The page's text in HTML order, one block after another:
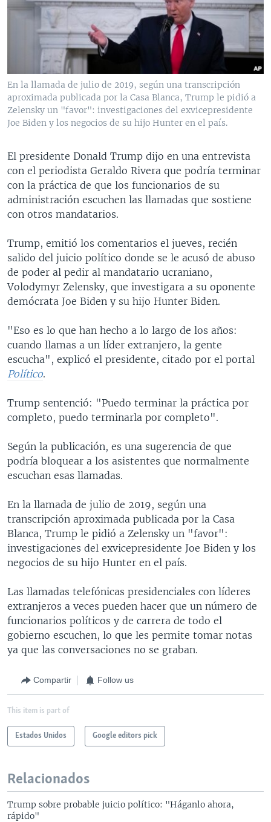
VENEZUELA
BRASIL
NICARAGUA
ECONOMÍA
ENTRETENIMIENTO Y CULTURA
TECNOLOGÍA
DEPORTES
CIENCIA Y SALUD
MULTIMEDIA
VIDEOS
FOTOGRAFÍA
AUDIOS
PROGRAMAS TV
EL MUNDO AL DÍA
FORO INTERAMERICANO
VISIÓN 360
LAS CLAVES
AVANCE INFORMATIVO
AUDIONOTICIAS
BUENOS DÍAS AMÉRICA
EL MUNDO AL DÍA [RADIO]
FORO [RADIO]
DEPORTIVO INTERNACIONAL
ENTRETENIMIENTO
DIRECT
DOCUMENTALES DE LA VOA
Learning English
SÍGANOS
Idiomas
En la llamada de julio de 2019, según una transcripción
aproximada publicada por la Casa Blanca, Trump le pidió a
Zelensky un "favor": investigaciones del exvicepresidente
Joe Biden y los negocios de su hijo Hunter en el país.
El presidente Donald Trump dijo en una entrevista
con el periodista Geraldo Rivera que podría terminar
con la práctica de que los funcionarios de su
administración escuchen las llamadas que sostiene
con otros mandatarios.
Trump, emitió los comentarios el jueves, recién
salido del juicio político donde se le acusó de abuso
de poder al pedir al mandatario ucraniano,
Volodymyr Zelensky, que investigara a su oponente
demócrata Joe Biden y su hijo Hunter Biden.
"Eso es lo que han hecho a lo largo de los años:
cuando llamas a un líder extranjero, la gente
escucha", explicó el presidente, citado por el portal
Político.
Trump sentenció: "Puedo terminar la práctica por
completo, puedo terminarla por completo".
Según la publicación, es una sugerencia de que
podría bloquear a los asistentes que normalmente
escuchan esas llamadas.
En la llamada de julio de 2019, según una
transcripción aproximada publicada por la Casa
Blanca, Trump le pidió a Zelensky un "favor":
investigaciones del exvicepresidente Joe Biden y los
negocios de su hijo Hunter en el país.
Las llamadas telefónicas presidenciales con líderes
extranjeros a veces pueden hacer que un número de
funcionarios políticos y de carrera de todo el
gobierno escuchen, lo que les permite tomar notas
ya que las conversaciones no se graban.
Compartir Follow us
This item is part of
Estados Unidos Google editors pick
Relacionados
Trump sobre probable juicio político: "Háganlo ahora,
rápido"